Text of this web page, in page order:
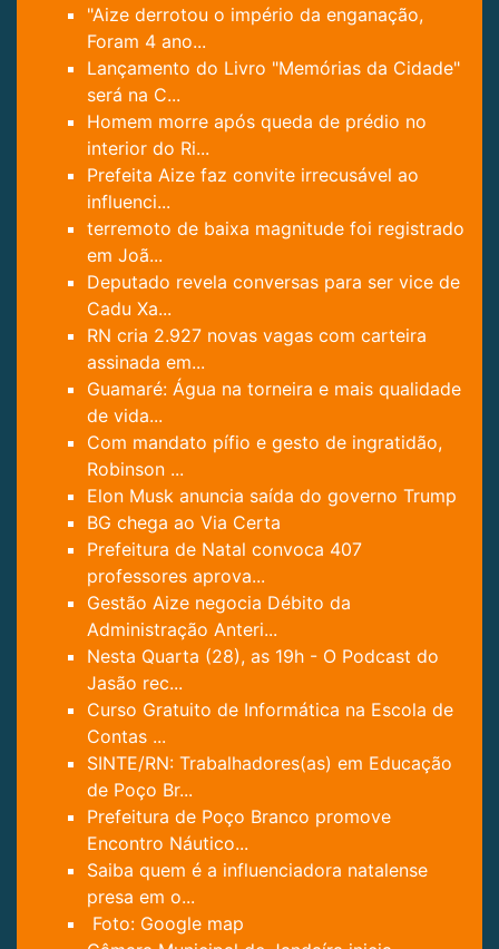
"Aize derrotou o império da enganação,
Foram 4 ano...
Lançamento do Livro "Memórias da Cidade"
será na C...
Homem morre após queda de prédio no
interior do Ri...
Prefeita Aize faz convite irrecusável ao
influenci...
terremoto de baixa magnitude foi registrado
em Joã...
Deputado revela conversas para ser vice de
Cadu Xa...
RN cria 2.927 novas vagas com carteira
assinada em...
Guamaré: Água na torneira e mais qualidade
de vida...
Com mandato pífio e gesto de ingratidão,
Robinson ...
Elon Musk anuncia saída do governo Trump
BG chega ao Via Certa
Prefeitura de Natal convoca 407
professores aprova...
Gestão Aize negocia Débito da
Administração Anteri...
Nesta Quarta (28), as 19h - O Podcast do
Jasão rec...
Curso Gratuito de Informática na Escola de
Contas ...
SINTE/RN: Trabalhadores(as) em Educação
de Poço Br...
Prefeitura de Poço Branco promove
Encontro Náutico...
Saiba quem é a influenciadora natalense
presa em o...
Foto: Google map